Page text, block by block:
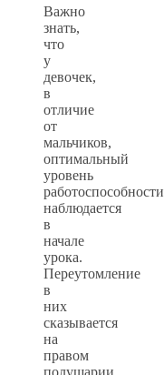
Важно
знать,
что
у
девочек,
в
отличие
от
мальчиков,
оптимальный
уровень
работоспособности
наблюдается
в
начале
урока.
Переутомление
в
них
сказывается
на
правом
полушарии